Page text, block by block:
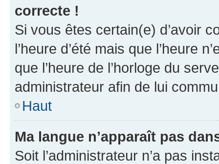
correcte !
Si vous êtes certain(e) d’avoir
l’heure d’été mais que l’heure
que l’heure de l’horloge du
administrateur afin de lui
Haut
Ma langue n’apparaît pas
Soit l’administrateur n’a pas